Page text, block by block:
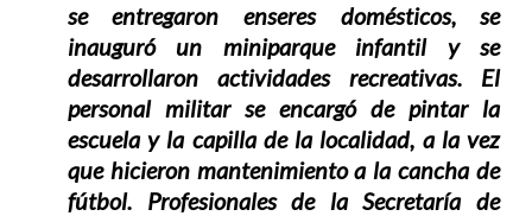
se entregaron enseres domésticos, se
inauguró un miniparque infantil y se
desarrollaron actividades recreativas. El
personal militar se encargó de pintar la
escuela y la capilla de la localidad, a la vez
que hicieron mantenimiento a la cancha de
fútbol. Profesionales de la Secretaría de